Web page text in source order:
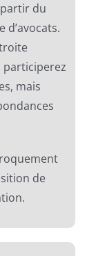
du
d’avocats.
participerez
mais
de